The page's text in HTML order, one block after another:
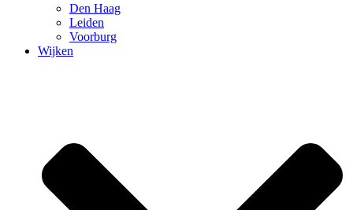
Den Haag
Leiden
Voorburg
Wijken